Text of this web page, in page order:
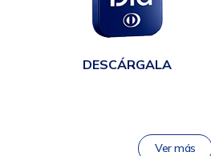
DESCÁRGALA
Ver más